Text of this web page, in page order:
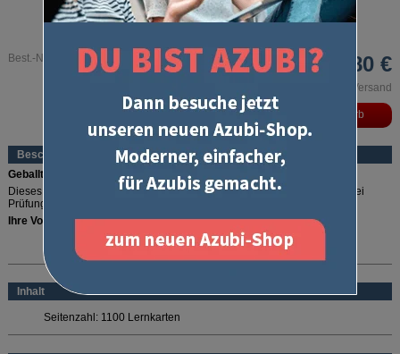
Best.-Nr. 2406 64,80 €
inkl. MwSt. und zzgl. Versand
Beschreibung
Geballtes Prüfungswissen!
Dieses Komplettset aus über 1000 Lernkarten deckt Wissen zu allen drei
Prüfungsfächern der schriftlichen Abschlussprüfung ab.
Ihre Vorteile:
jederzeit und überall: einstecken, auspacken, loslernen
schnell -Wissen so aufbereitet, wie Ihr Gehirn arbeitet
sicher -
aktuell
Leicht gelernt- Mit dem 5-Fächer-Lernsystem*
Inhalt
Seitenzahl: 1100 Lernkarten